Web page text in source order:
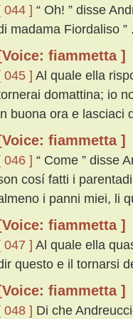
044 ] “ Oh! ” disse
madama Fiordaliso ”
[Voice: fiammetta ]
045 ] Al quale ella
domattina; io
buona ora e lasciaci
[Voice: fiammetta ]
046 ] “ Come ” disse
cosí fatti i
i panni miei, li
[Voice: fiammetta ]
047 ] Al quale ella
questo e il tornarsi
[Voice: fiammetta ]
048 ] Di che